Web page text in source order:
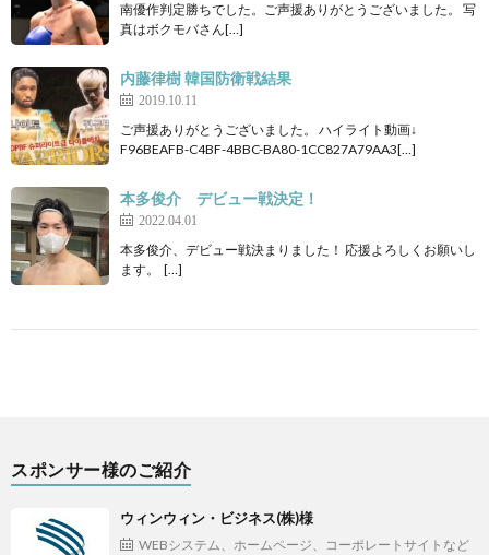
南優作判定勝ちでした。ご声援ありがとうございました。 写
真はボクモバさん[…]
内藤律樹 韓国防衛戦結果
2019.10.11
ご声援ありがとうございました。 ハイライト動画↓
F96BEAFB-C4BF-4BBC-BA80-1CC827A79AA3[…]
本多俊介 デビュー戦決定！
2022.04.01
本多俊介、デビュー戦決まりました！ 応援よろしくお願いし
ます。 […]
スポンサー様のご紹介
ウィンウィン・ビジネス(株)様
WEBシステム、ホームページ、コーポレートサイトなど